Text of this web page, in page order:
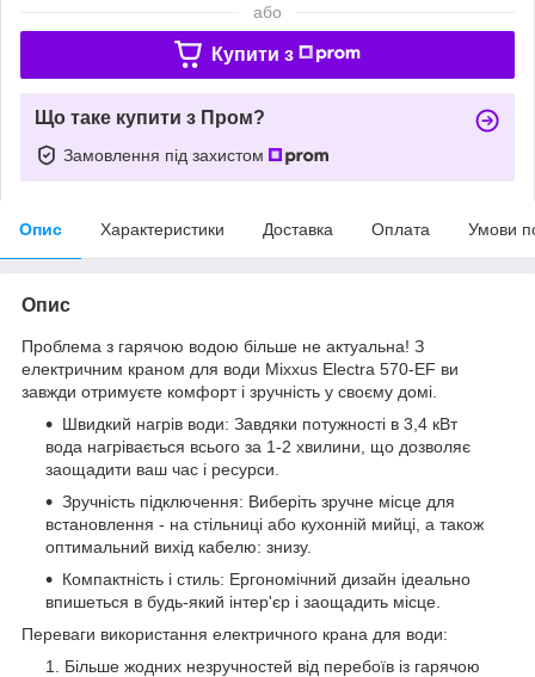
або
Купити з
Що таке купити з Пром?
Замовлення під захистом
Опис Характеристики Доставка Оплата Умови
Опис
Проблема з гарячою водою більше не актуальна! З
електричним краном для води Mixxus Electra 570-EF ви
завжди отримуєте комфорт і зручність у своєму домі.
Швидкий нагрів води: Завдяки потужності в 3,4 кВт
вода нагрівається всього за 1-2 хвилини, що дозволяє
заощадити ваш час і ресурси.
Зручність підключення: Виберіть зручне місце для
встановлення - на стільниці або кухонній мийці, а також
оптимальний вихід кабелю: знизу.
Компактність і стиль: Ергономічний дизайн ідеально
впишеться в будь-який інтер'єр і заощадить місце.
Переваги використання електричного крана для води:
Більше жодних незручностей від перебоїв із гарячою